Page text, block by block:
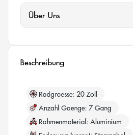
Über Uns
Beschreibung
Radgroesse 20 Zoll
Anzahl Gaenge 7 Gang
Rahmenmaterial Aluminium